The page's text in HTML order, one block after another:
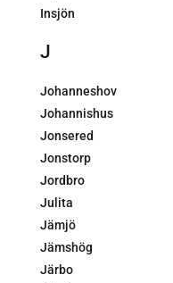
Insjön
J
Johanneshov
Johannishus
Jonsered
Jonstorp
Jordbro
Julita
Jämjö
Jämshög
Järbo